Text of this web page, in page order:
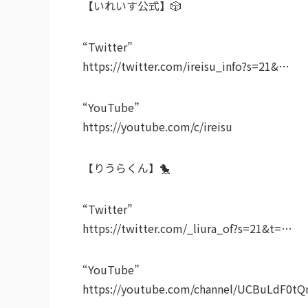
【いれいす公式】🎲
“Twitter”
https://twitter.com/ireisu_info?s=21&…
“YouTube”
https://youtube.com/c/ireisu
【りうらくん】🐤
“Twitter”
https://twitter.com/_liura_of?s=21&t=…
“YouTube”
https://youtube.com/channel/